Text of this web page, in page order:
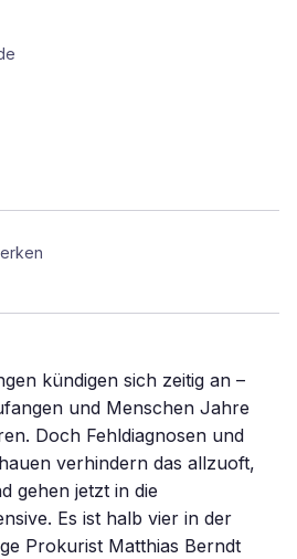
kündigen sich zeitig an –
und Menschen Jahre
Doch Fehldiagnosen und
verhindern das allzuoft,
gehen jetzt in die
Es ist halb vier in der
Prokurist Matthias Berndt